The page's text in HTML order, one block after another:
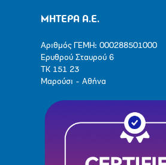
ΜΗΤΕΡΑ Α.Ε.
Αριθμός ΓΕΜΗ: 000288501000
Ερυθρού Σταυρού 6
ΤΚ 151 23
Μαρούσι - Αθήνα